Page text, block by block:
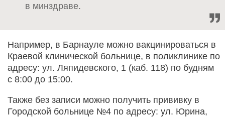
в минздраве.
Например, в Барнауле можно вакцинироваться в
Краевой клинической больнице, в поликлинике по
адресу: ул. Ляпидевского, 1 (каб. 118) по будням
с 8:00 до 15:00.
Также без записи можно получить прививку в
Городской больнице №4 по адресу: ул. Юрина,